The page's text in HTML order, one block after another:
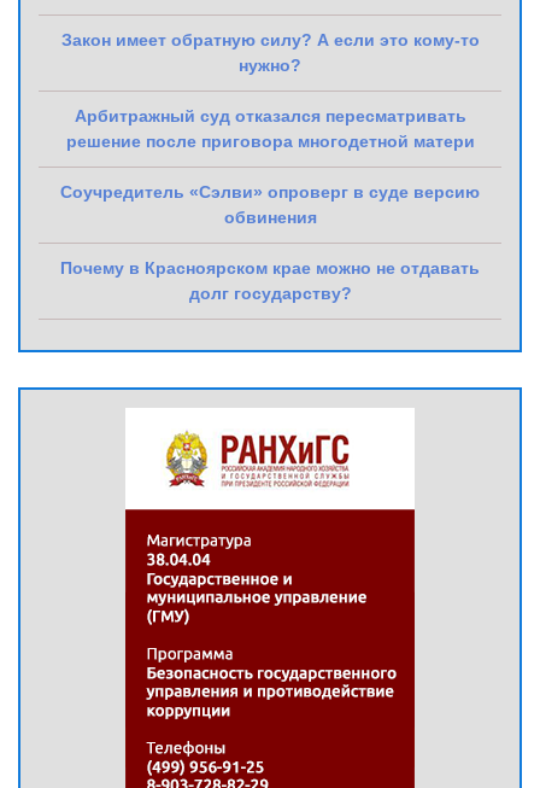
Закон имеет обратную силу? А если это кому-то
нужно?
Арбитражный суд отказался пересматривать
решение после приговора многодетной матери
Соучредитель «Сэлви» опроверг в суде версию
обвинения
Почему в Красноярском крае можно не отдавать
долг государству?